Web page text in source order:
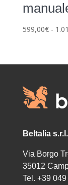
599,00€ -
Beltalia s.r.l.
Via Borgo
35012
Tel. +39